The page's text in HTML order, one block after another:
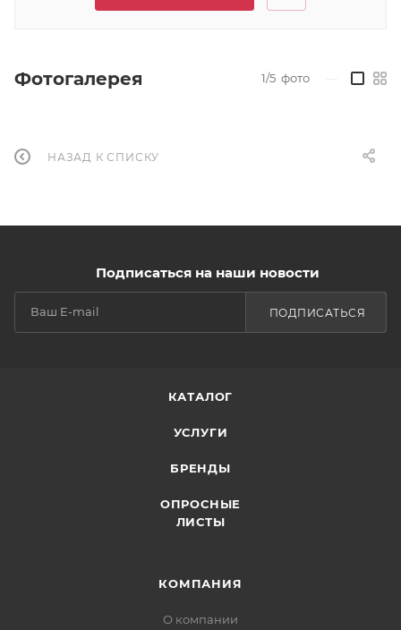
Фотогалерея 1/5 фото
НАЗАД К СПИСКУ
Подписаться на наши новости
ПОДПИСАТЬСЯ
КАТАЛОГ
УСЛУГИ
БРЕНДЫ
ОПРОСНЫЕ
ЛИСТЫ
КОМПАНИЯ
О компании